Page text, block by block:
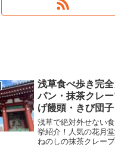
浅草食べ歩き完
パン・抹茶クレ
げ饅頭・きび団
一日満喫！
浅草で絶対外せない
挙紹介！人気の花月
ねのしの抹茶クレー